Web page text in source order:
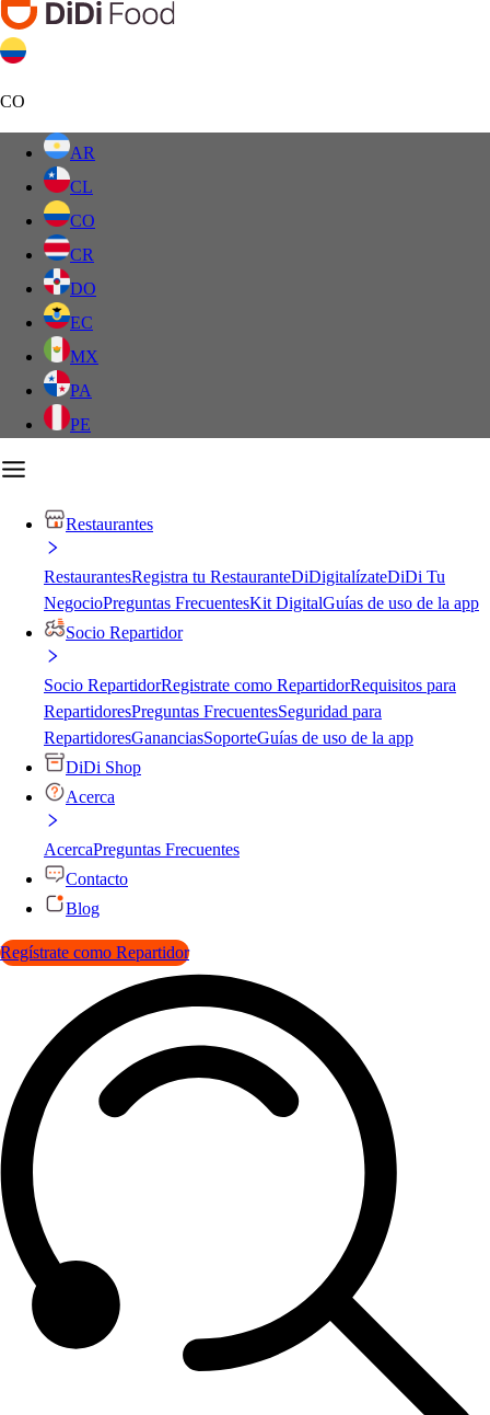
CO
AR
CL
CO
CR
DO
EC
MX
PA
PE
Restaurantes
RestaurantesRegistra tu RestauranteDiDigitalízateDiDi Tu
NegocioPreguntas FrecuentesKit DigitalGuías de uso de la app
Socio Repartidor
Socio RepartidorRegistrate como RepartidorRequisitos para
RepartidoresPreguntas FrecuentesSeguridad para
RepartidoresGananciasSoporteGuías de uso de la app
DiDi Shop
Acerca
AcercaPreguntas Frecuentes
Contacto
Blog
Regístrate como Repartidor